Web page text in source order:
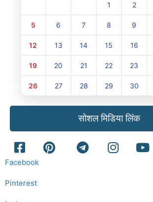
1 2
5 6 7 8 9
12 13 14 15 16
19 20 21 22 23
26 27 28 29 30
सोशल मिडिया लिंक
Facebook
Pinterest